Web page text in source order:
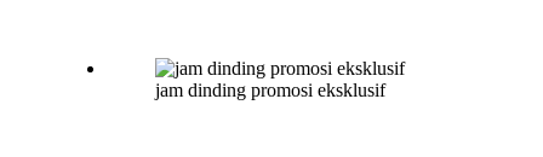
jam dinding promosi eksklusif